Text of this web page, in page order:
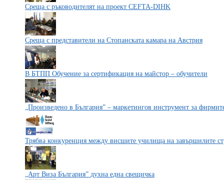
Среща с ръководителят на проект CEFTA-DIHK
Среща с представители на Стопанската камара на Австрия
В БТПП Обучение за сертификация на майстор – обучители
„Произведено в България” – маркетингов инструмент за
Трябва конкуренция между висшите училища на завършилите
„Арт Виза България” духна една свещичка